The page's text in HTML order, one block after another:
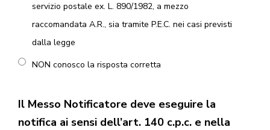
servizio postale ex. L. 890/1982, a mezzo
raccomandata A.R., sia tramite P.E.C. nei casi previsti
dalla legge
NON conosco la risposta corretta
Il Messo Notificatore deve eseguire la
notifica ai sensi dell’art. 140 c.p.c. e nella